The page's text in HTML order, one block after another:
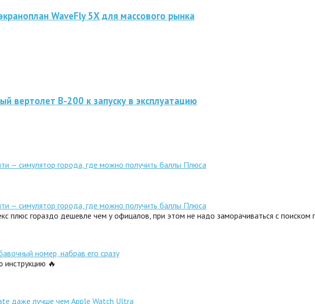
WaveFly 5X для массового рынка
вертолет В-200 к запуску в эксплуатацию
— симулятор города, где можно получить баллы Плюса
— симулятор города, где можно получить баллы Плюса
плюс гораздо дешевле чем у офицалов, при этом не надо заморачиваться с
номер, набрав его сразу
инструкцию 🔥
даже лучше чем Apple Watch Ultra